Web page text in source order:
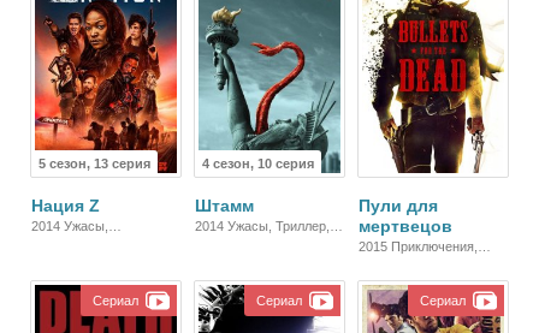
5 сезон, 13 серия
Нация Z
2014 Ужасы,
4 сезон, 10 серия
Штамм
2014 Ужасы, Триллер,
Пули для
мертвецов
2015 Приключения,
Боевик
Сериал Сериал Сериал